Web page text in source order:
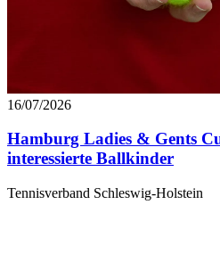
16/07/2026
Hamburg Ladies & Gents
interessierte Ballkinder
Tennisverband Schleswig-Holstein